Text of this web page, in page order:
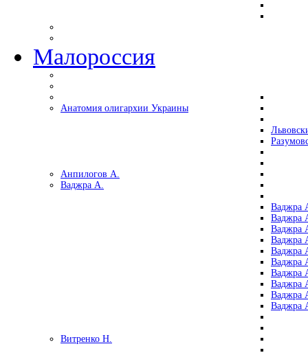
Малороссия
Анатомия олигархии Украины
Анпилогов А.
Ваджра А.
Ваджра
Ваджра
Ваджра
Ваджра
Ваджра
Ваджра
Ваджра
Ваджра
Ваджра
Ваджра
Витренко Н.